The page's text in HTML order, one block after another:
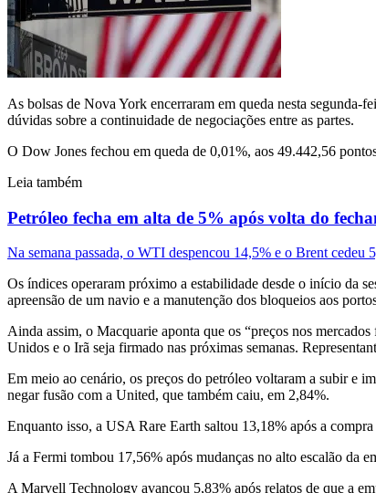
As bolsas de Nova York encerraram em queda nesta segunda-
dúvidas sobre a continuidade de negociações entre as partes.
O Dow Jones fechou em queda de 0,01%, aos 49.442,56
Leia também
Petróleo fecha em alta de 5% após volta do
Na semana passada, o WTI despencou 14,5% e o Brent cedeu
Os índices operaram próximo a estabilidade desde o início da
apreensão de um navio e a manutenção dos bloqueios aos
Ainda assim, o Macquarie aponta que os “preços nos
Unidos e o Irã seja firmado nas próximas semanas.
Em meio ao cenário, os preços do petróleo voltaram a subir e
negar fusão com a United, que também caiu, em 2,84%.
Enquanto isso, a USA Rare Earth saltou 13,18% após a
Já a Fermi tombou 17,56% após mudanças no alto escalão da
A Marvell Technology avançou 5,83% após relatos de que a